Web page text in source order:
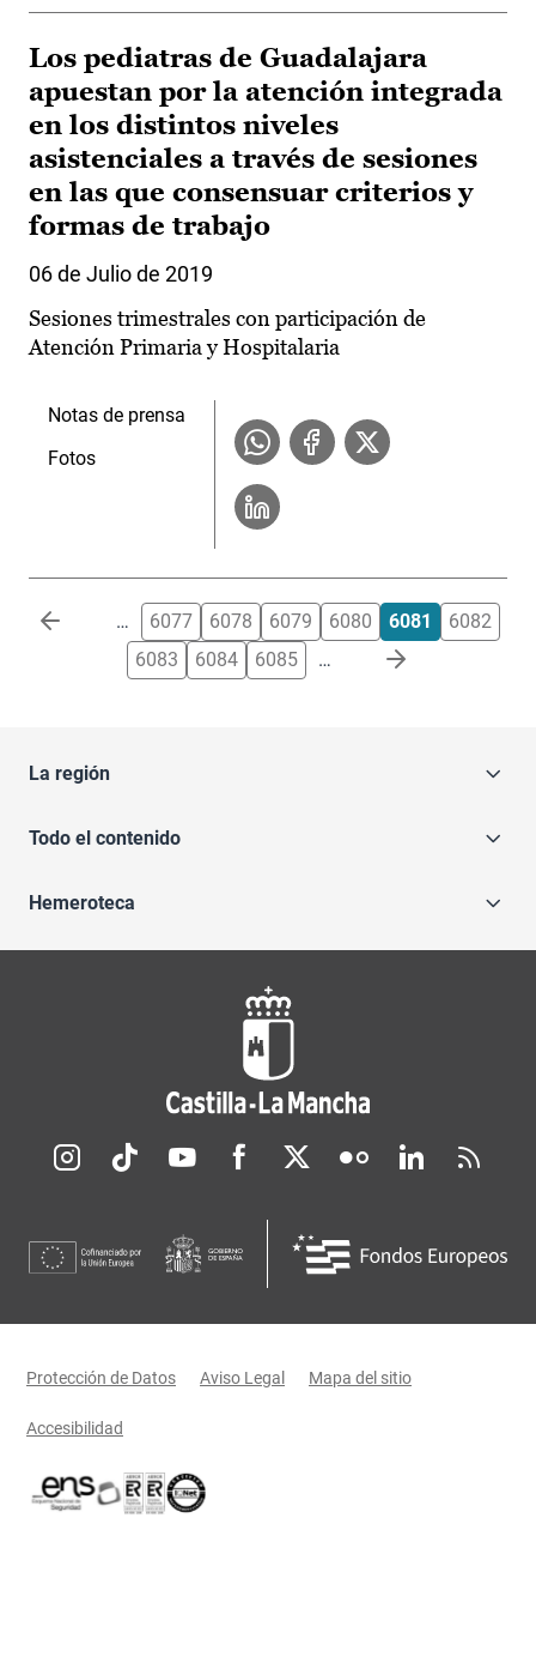
Los pediatras de Guadalajara
apuestan por la atención integrada
en los distintos niveles
asistenciales a través de sesiones
en las que consensuar criterios y
formas de trabajo
06 de Julio de 2019
Sesiones trimestrales con participación de
Atención Primaria y Hospitalaria
Notas de prensa
Fotos
Paginación … 6077 6078 6079 6080 6081
6082
6083
6084 6085 …
La región
Todo el contenido
Hemeroteca
Redes sociales JCCM
Menú legal
Protección de Datos Aviso Legal Mapa del sitio
Accesibilidad